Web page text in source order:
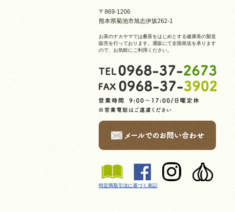
〒869-1206
熊本県菊池市旭志伊坂262-1
お茶のナカヤマでは桑茶をはじめとする健康茶の製造
販売を行っております。通販にて全国発送を承ります
ので、お気軽にご利用ください。
特定商取引法に基づく表記